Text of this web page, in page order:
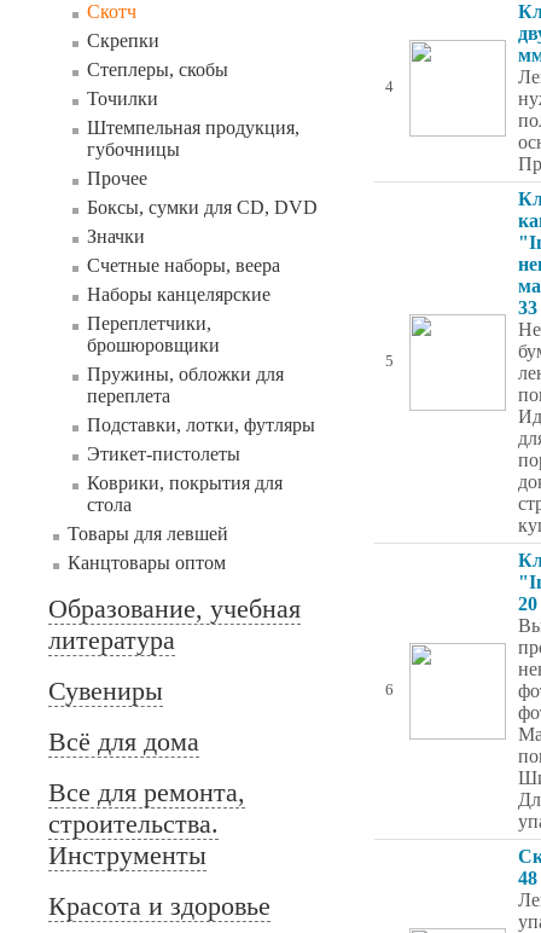
Скотч
Скрепки
Степлеры, скобы
Точилки
Штемпельная продукция,
губочницы
Прочее
Боксы, сумки для CD, DVD
Значки
Счетные наборы, веера
Наборы канцелярские
Переплетчики,
брошюровщики
Пружины, обложки для
переплета
Подставки, лотки, футляры
Этикет-пистолеты
Коврики, покрытия для
стола
Товары для левшей
Канцтовары оптом
Образование, учебная
литература
Сувениры
Всё для дома
Все для ремонта,
строительства.
Инструменты
Красота и здоровье
4
5
6